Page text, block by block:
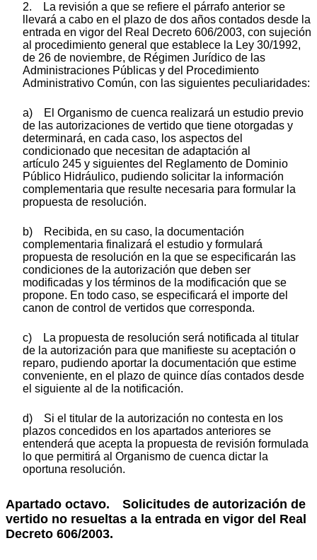
2. La revisión a que se refiere el párrafo anterior se
llevará a cabo en el plazo de dos años contados desde la
entrada en vigor del Real Decreto 606/2003, con sujeción
al procedimiento general que establece la Ley 30/1992,
de 26 de noviembre, de Régimen Jurídico de las
Administraciones Públicas y del Procedimiento
Administrativo Común, con las siguientes peculiaridades:
a) El Organismo de cuenca realizará un estudio previo
de las autorizaciones de vertido que tiene otorgadas y
determinará, en cada caso, los aspectos del
condicionado que necesitan de adaptación al
artículo 245 y siguientes del Reglamento de Dominio
Público Hidráulico, pudiendo solicitar la información
complementaria que resulte necesaria para formular la
propuesta de resolución.
b) Recibida, en su caso, la documentación
complementaria finalizará el estudio y formulará
propuesta de resolución en la que se especificarán las
condiciones de la autorización que deben ser
modificadas y los términos de la modificación que se
propone. En todo caso, se especificará el importe del
canon de control de vertidos que corresponda.
c) La propuesta de resolución será notificada al titular
de la autorización para que manifieste su aceptación o
reparo, pudiendo aportar la documentación que estime
conveniente, en el plazo de quince días contados desde
el siguiente al de la notificación.
d) Si el titular de la autorización no contesta en los
plazos concedidos en los apartados anteriores se
entenderá que acepta la propuesta de revisión formulada
lo que permitirá al Organismo de cuenca dictar la
oportuna resolución.
Apartado octavo. Solicitudes de autorización de
vertido no resueltas a la entrada en vigor del Real
Decreto 606/2003.